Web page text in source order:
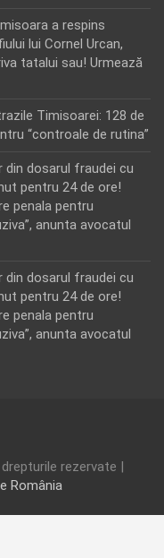
a respins
lui Cornel Urcan,
tatalui sau! Urmează
Timisoarei: 128 de
“controale de rutina”
din dosarul fraudei cu
pentru 24 de ore!
penala pentru
anunta avocatul
din dosarul fraudei cu
pentru 24 de ore!
penala pentru
anunta avocatul
rezervate |
România